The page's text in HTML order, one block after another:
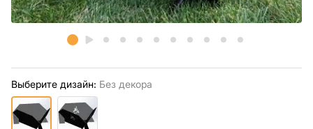
Выберите дизайн: Без декора